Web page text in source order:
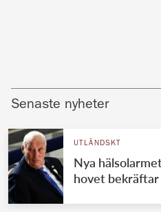
Senaste nyheter
UTLÄNDSKT
Nya
hovet